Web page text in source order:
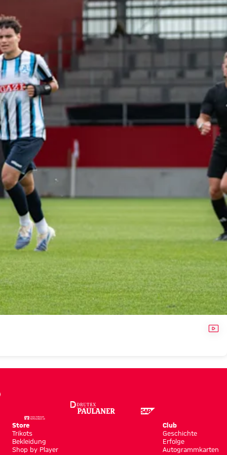
Store
Trikots
Bekleidung
Shop by Player
Club
Geschichte
Erfolge
Autogrammkarten